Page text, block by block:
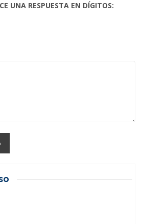
UNA RESPUESTA EN DÍGITOS: